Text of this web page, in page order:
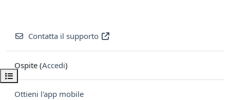
Apri indice del corso
Contatta il supporto
Ospite (Accedi)
Ottieni l'app mobile